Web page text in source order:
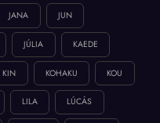
JANA JUN
JÚLIA KAEDE
KIN KOHAKU KOU
LILA LÚCÁS